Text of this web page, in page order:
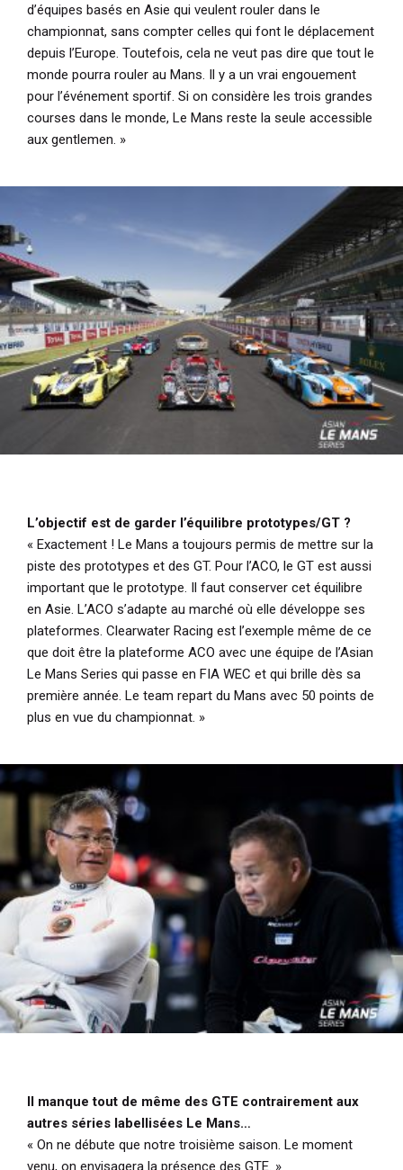
d’équipes basés en Asie qui veulent rouler dans le
championnat, sans compter celles qui font le déplacement
depuis l’Europe. Toutefois, cela ne veut pas dire que tout le
monde pourra rouler au Mans. Il y a un vrai engouement
pour l’événement sportif. Si on considère les trois grandes
courses dans le monde, Le Mans reste la seule accessible
aux gentlemen. »
L’objectif est de garder l’équilibre prototypes/GT ?
« Exactement ! Le Mans a toujours permis de mettre sur la
piste des prototypes et des GT. Pour l’ACO, le GT est aussi
important que le prototype. Il faut conserver cet équilibre
en Asie. L’ACO s’adapte au marché où elle développe ses
plateformes. Clearwater Racing est l’exemple même de ce
que doit être la plateforme ACO avec une équipe de l’Asian
Le Mans Series qui passe en FIA WEC et qui brille dès sa
première année. Le team repart du Mans avec 50 points de
plus en vue du championnat. »
Il manque tout de même des GTE contrairement aux
autres séries labellisées Le Mans…
« On ne débute que notre troisième saison. Le moment
venu, on envisagera la présence des GTE. »